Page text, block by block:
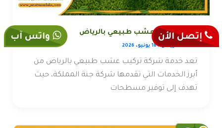
شركة تركيب عشب طبيعي بالرياض
خدمات الرياض/18 يونيو، 2026
تعد خدمة شركة تركيب عشب طبيعي بالرياض من
أبرز الخدمات التي تقدمها شركة جنة المملكة، حيث
تهدف إلى توفير مسطحات
إتصل الأن واتس آب